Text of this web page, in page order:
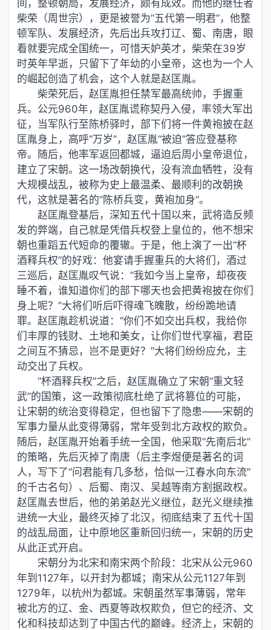
间，整顿朝局，发展经济，颇有成效。而他的继任者
柴荣（周世宗），更是被誉为“五代第一明君”，他整
顿军队、发展经济，先后出兵攻打辽、蜀、南唐，眼
看就要完成全国统一，可惜天妒英才，柴荣在39岁
时英年早逝，只留下了年幼的小皇帝，这也为一个人
的崛起创造了机会，这个人就是赵匡胤。
柴荣死后，赵匡胤担任禁军最高统帅，手握重
兵。公元960年，赵匡胤谎称契丹入侵，率领大军出
征，当军队行至陈桥驿时，部下们将一件黄袍披在赵
匡胤身上，高呼“万岁”，赵匡胤“被迫”答应登基称
帝。随后，他率军返回都城，逼迫后周小皇帝退位，
建立了宋朝。这一场改朝换代，没有流血牺牲，没有
大规模战乱，被称为史上最温柔、最顺利的改朝换
代，这就是著名的“陈桥兵变，黄袍加身”。
赵匡胤登基后，深知五代十国以来，武将造反频
发的弊端，自己就是凭借兵权登上皇位的，他不想宋
朝也重蹈五代短命的覆辙。于是，他上演了一出“杯
酒释兵权”的好戏：他宴请手握重兵的大将们，酒过
三巡后，赵匡胤叹气说：“我如今当上皇帝，却夜夜
睡不着，谁知道你们的部下哪天也会把黄袍披在你们
身上呢？”大将们听后吓得魂飞魄散，纷纷跪地请
罪。赵匡胤趁机说道：“你们不如交出兵权，我给你
们丰厚的钱财、土地和美女，让你们世代享福，君臣
之间互不猜忌，岂不是更好？”大将们纷纷应允，主
动交出了兵权。
“杯酒释兵权”之后，赵匡胤确立了宋朝“重文轻
武”的国策，这一政策彻底杜绝了武将篡位的可能，
让宋朝的统治变得稳定，但也留下了隐患——宋朝的
军事力量从此变得薄弱，常年受到北方政权的欺负。
随后，赵匡胤开始着手统一全国，他采取“先南后北”
的策略，先后灭掉了南唐（后主李煜便是著名的词
人，写下了“问君能有几多愁，恰似一江春水向东流”
的千古名句）、后蜀、南汉、吴越等南方割据政权。
赵匡胤去世后，他的弟弟赵光义继位，赵光义继续推
进统一大业，最终灭掉了北汉，彻底结束了五代十国
的战乱局面，让中原地区重新回归统一，宋朝的历史
从此正式开启。
宋朝分为北宋和南宋两个阶段：北宋从公元960
年到1127年，以开封为都城；南宋从公元1127年到
1279年，以杭州为都城。宋朝虽然军事薄弱，常年
被北方的辽、金、西夏等政权欺负，但它的经济、文
化和科技却达到了中国古代的巅峰。经济上，宋朝的